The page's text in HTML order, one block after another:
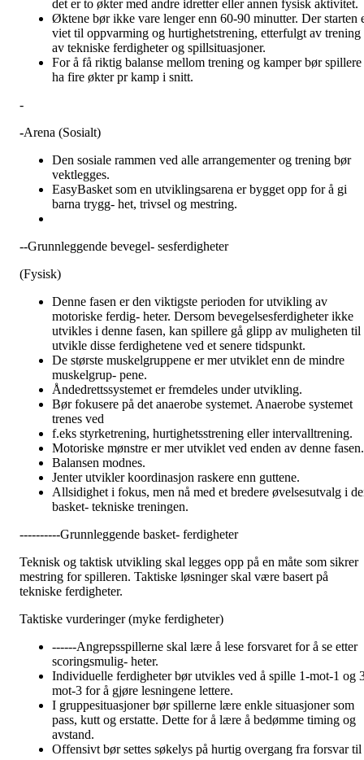
det er to økter med andre idretter eller annen fysisk aktivitet.
Øktene bør ikke vare lenger enn 60-90 minutter. Der starten
viet til oppvarming og hurtighetstrening, etterfulgt av trening
av tekniske ferdigheter og spillsituasjoner.
For å få riktig balanse mellom trening og kamper bør spillere
ha fire økter pr kamp i snitt.
-
-Arena (Sosialt)
Den sosiale rammen ved alle arrangementer og trening bør
vektlegges.
EasyBasket som en utviklingsarena er bygget opp for å gi
barna trygg- het, trivsel og mestring.
--Grunnleggende bevegel- sesferdigheter
(Fysisk)
Denne fasen er den viktigste perioden for utvikling av
motoriske ferdig- heter. Dersom bevegelsesferdigheter ikke
utvikles i denne fasen, kan spillere gå glipp av muligheten til
utvikle disse ferdighetene ved et senere tidspunkt.
De største muskelgruppene er mer utviklet enn de mindre
muskelgrup- pene.
Åndedrettssystemet er fremdeles under utvikling.
Bør fokusere på det anaerobe systemet. Anaerobe systemet
trenes ved
f.eks styrketrening, hurtighetsstrening eller intervalltrening.
Motoriske mønstre er mer utviklet ved enden av denne fasen.
Balansen modnes.
Jenter utvikler koordinasjon raskere enn guttene.
Allsidighet i fokus, men nå med et bredere øvelsesutvalg i
basket- tekniske treningen.
----------Grunnleggende basket- ferdigheter
Teknisk og taktisk utvikling skal legges opp på en måte som sikrer
mestring for spilleren. Taktiske løsninger skal være basert på
tekniske ferdigheter.
Taktiske vurderinger (myke ferdigheter)
------Angrepsspillerne skal lære å lese forsvaret for å se etter
scoringsmulig- heter.
Individuelle ferdigheter bør utvikles ved å spille 1-mot-1 og
mot-3 for å gjøre lesningene lettere.
I gruppesituasjoner bør spillerne lære enkle situasjoner som
pass, kutt og erstatte. Dette for å lære å bedømme timing og
avstand.
Offensivt bør settes søkelys på hurtig overgang fra forsvar til